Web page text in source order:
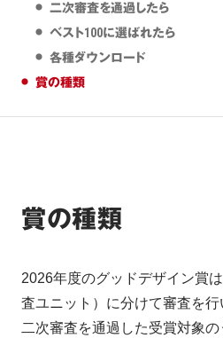
二次審査を通過したら
ベスト100に選ばれたら
各種ダウンロード
賞の種類
賞の種類
2026年度のグッドデザイン賞は
査ユニット）に分けて審査を行
二次審査を​通過した​受賞対象